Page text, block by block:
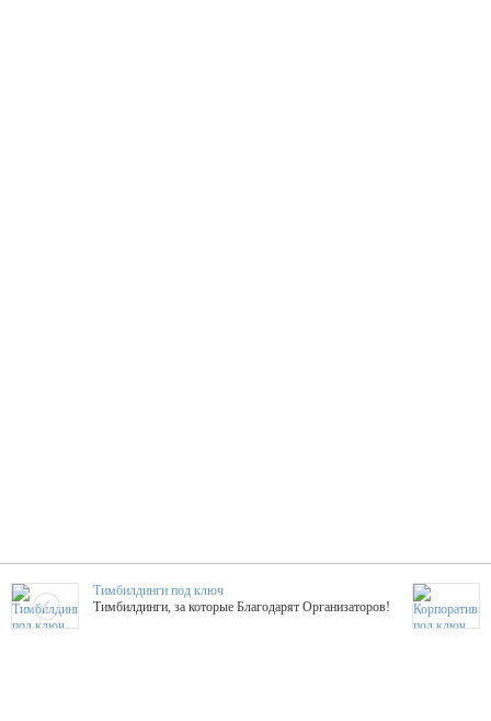
Тимбилдинги под ключ
Тимбилдинги, за которые Благодарят Организаторов!